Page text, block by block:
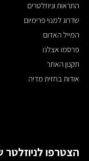
התראות וניוזלטרים
שדרוג למנוי פרימיום
המייל האדום
פרסמו אצלנו
תקנון האתר
אודות בחזית מדיה
הצטרפו לניוזלטר